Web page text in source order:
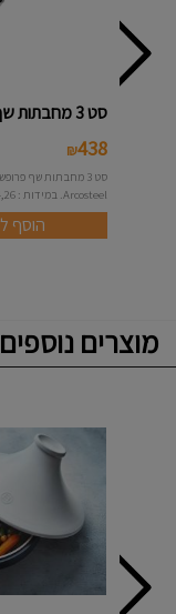
סט 3 מחבתות שף נירוסטה פרופשיו...
438
₪
סט 3 מחבתות שף
Arcosteel. במידות : 20,24,26...
הוסף
מוצרים